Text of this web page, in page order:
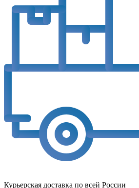
Курьерская доставка по всей России